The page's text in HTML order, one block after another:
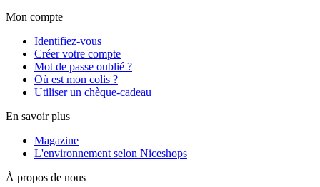
Mon compte
Identifiez-vous
Créer votre compte
Mot de passe oublié ?
Où est mon colis ?
Utiliser un chèque-cadeau
En savoir plus
Magazine
L'environnement selon Niceshops
À propos de nous